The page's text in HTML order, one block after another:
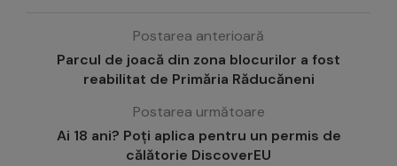
Postarea anterioară
Parcul de joacă din zona blocurilor a fost
reabilitat de Primăria Răducăneni
Postarea următoare
Ai 18 ani? Poți aplica pentru un permis de
călătorie DiscoverEU